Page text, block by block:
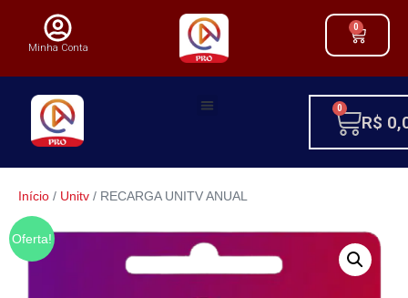
Minha Conta
0
R$
0
Início / Unitv / RECARGA UNITV ANUAL
Oferta!